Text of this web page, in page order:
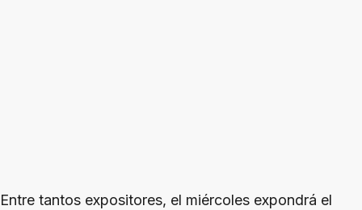
Entre tantos expositores, el miércoles expondrá el